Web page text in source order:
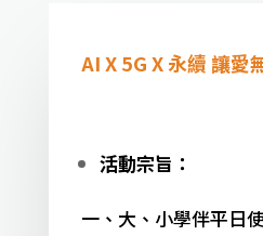
AI X 5G X 永續 讓愛
活動宗旨：
一、大、小學伴平日